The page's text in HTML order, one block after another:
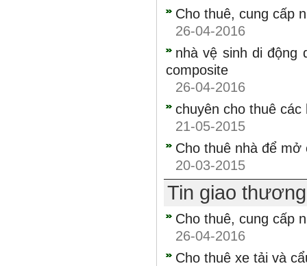
Cho thuê, cung cấp
26-04-2016
nhà vệ sinh di động
composite
26-04-2016
chuyên cho thuê các
21-05-2015
Cho thuê nhà để mở
20-03-2015
Tin giao
Cho thuê, cung cấp
26-04-2016
Cho thuê xe tải và